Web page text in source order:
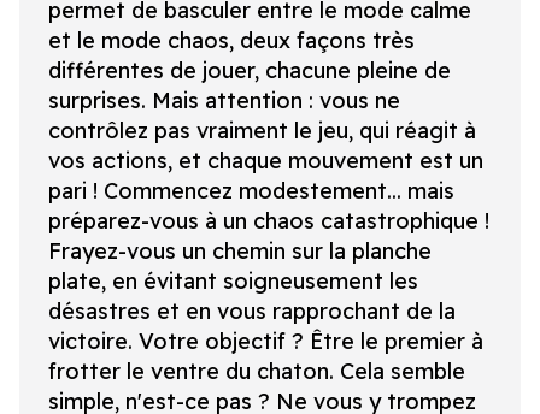
permet de basculer entre le mode calme
et le mode chaos, deux façons très
différentes de jouer, chacune pleine de
surprises. Mais attention : vous ne
contrôlez pas vraiment le jeu, qui réagit à
vos actions, et chaque mouvement est un
pari ! Commencez modestement... mais
préparez-vous à un chaos catastrophique !
Frayez-vous un chemin sur la planche
plate, en évitant soigneusement les
désastres et en vous rapprochant de la
victoire. Votre objectif ? Être le premier à
frotter le ventre du chaton. Cela semble
simple, n'est-ce pas ? Ne vous y trompez